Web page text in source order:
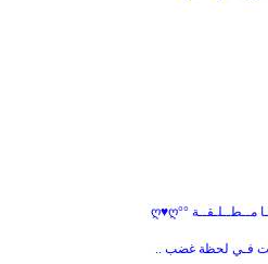
فـي لحظة غضب ..